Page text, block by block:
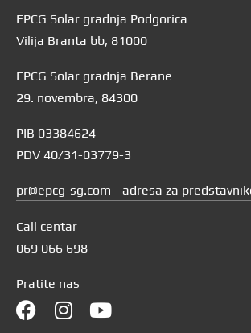
EPCG Solar gradnja Podgorica
Vilija Branta bb, 81000
EPCG Solar gradnja Berane
29. novembra, 84300
PIB 03384624
PDV 40/31-03779-3
pr@epcg-sg.com - adresa za
Call centar
069 066 698
Pratite nas